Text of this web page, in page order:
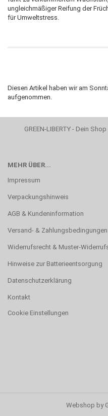
ungleichmäßiger Reifung der
für Umweltstress.
Diesen Artikel haben wir am
aufgenommen.
GREEN-LIBERTY - Dein
MEHR ÜBER...
Impressum
Verpackungshinweis
AGB & Kundeninformation
Versand- & Zahlungsbedingungen
Widerrufsrecht & Muster-
Hinweise zur Batterieentsorgung
Datenschutzerklärung
Kontakt
Cookie Einstellungen
Webshop by